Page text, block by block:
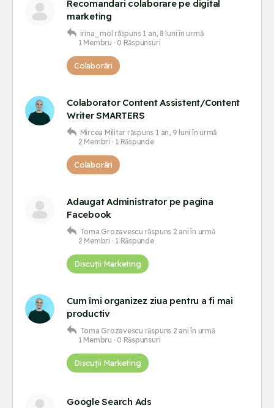
Recomandari colaborare pe digital
marketing
irina_mol răspuns 1 an, 8 luni în urmă
1 Membru · 0 Răspunsuri
Colaborări
Colaborator Content Assistent/Content
Writer SMARTERS
Mircea Militar răspuns 1 an, 9 luni în urmă
2 Membri · 1 Răspunde
Colaborări
Adaugat Administrator pe pagina
Facebook
Toma Grozavescu răspuns 2 ani în urmă
2 Membri · 1 Răspunde
Discuții Marketing
Cum îmi organizez ziua pentru a fi mai
productiv
Toma Grozavescu răspuns 2 ani în urmă
1 Membru · 0 Răspunsuri
Discuții Marketing
Google Search Ads